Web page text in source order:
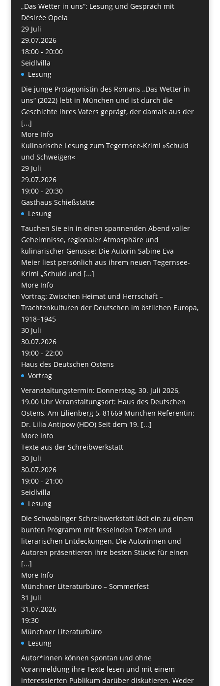
„Das Wetter in uns“: Lesung und Gespräch mit
Désirée Opela
29 Juli
29.07.2026
18:00 - 20:00
Seidlvilla
Lesung
Die junge Protagonistin des Romans „Das Wetter in
uns“ (2022) lebt in München und ist durch die
Geschichte ihres Vaters geprägt, der damals aus der
[...]
More Info
Kulinarische Lesung zum Tegernsee-Krimi »Schuld
und Schweigen«
29 Juli
29.07.2026
19:00 - 20:30
Gasthaus Schießstätte
Lesung
Tauchen Sie ein in einen spannenden Abend voller
Geheimnisse, regionaler Atmosphäre und
kulinarischer Genüsse: Die Autorin Sabine Eva
Meier liest persönlich aus ihrem neuen Tegernsee-
Krimi „Schuld und [...]
More Info
Vortrag: Zwischen Heimat und Herrschaft –
Trachtenkulturen der Deutschen im östlichen Europa,
1918–1945
30 Juli
30.07.2026
19:00 - 22:00
Haus des Deutschen Ostens
Vortrag
Veranstaltungstermin: Donnerstag, 30. Juli 2026,
19.00 Uhr Veranstaltungsort: Haus des Deutschen
Ostens, Am Lilienberg 5, 81669 München Referentin:
Dr. Lilia Antipow (HDO) Seit dem 19. [...]
More Info
Texte aus der Schreibwerkstatt
30 Juli
30.07.2026
19:00 - 21:00
Seidlvilla
Lesung
Die Schwabinger Schreibwerkstatt lädt ein zu einem
bunten Programm mit fesselnden Texten und
literarischen Entdeckungen. Die Autorinnen und
Autoren präsentieren ihre besten Stücke für einen
[...]
More Info
Münchner Literaturbüro – Sommerfest
31 Juli
31.07.2026
19:30
Münchner Literaturbüro
Lesung
Autor*innen können spontan und ohne
Voranmeldung ihre Texte lesen und mit einem
interessierten Publikum darüber diskutieren. Weder